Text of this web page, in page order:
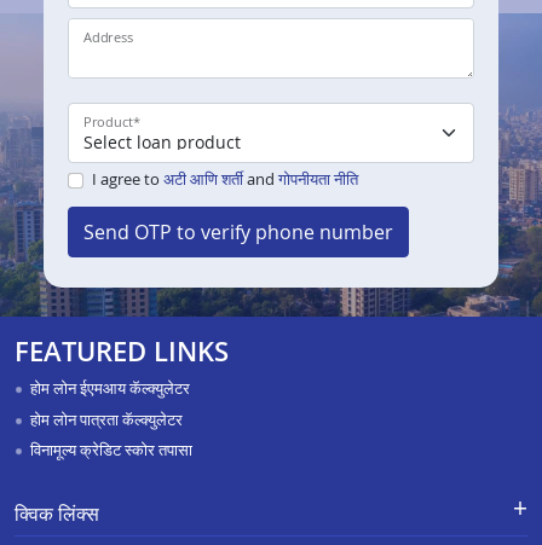
Address
Product*
I agree to अटी आणि शर्तीand गोपनीयता नीति
Send OTP to verify phone number
FEATURED LINKS
होम लोन ईएमआय कॅल्क्युलेटर
होम लोन पात्रता कॅल्क्युलेटर
विनामूल्य क्रेडिट स्कोर तपासा
क्विक लिंक्स